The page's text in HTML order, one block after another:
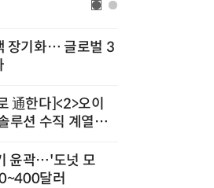
장기화… 글로벌 3
通한다]<2>오이
루션 수직 계열
윤곽…'도넛 모
달러